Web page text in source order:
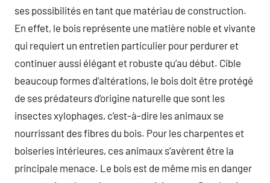
ses possibilités en tant que matériau de construction.
En effet, le bois représente une matière noble et vivante
qui requiert un entretien particulier pour perdurer et
continuer aussi élégant et robuste qu’au début. Cible
beaucoup formes d’altérations, le bois doit être protégé
de ses prédateurs d’origine naturelle que sont les
insectes xylophages, c’est-à-dire les animaux se
nourrissant des fibres du bois. Pour les charpentes et
boiseries intérieures, ces animaux s’avèrent être la
principale menace. Le bois est de même mis en danger